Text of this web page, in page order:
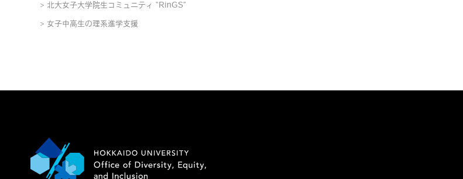
北大女子大学院生コミュニティ “RinGS”
女子中高生の理系進学支援